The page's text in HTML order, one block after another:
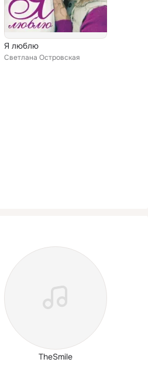
Я люблю
Светлана Островская
TheSmile